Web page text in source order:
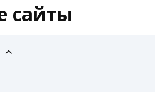
сайты